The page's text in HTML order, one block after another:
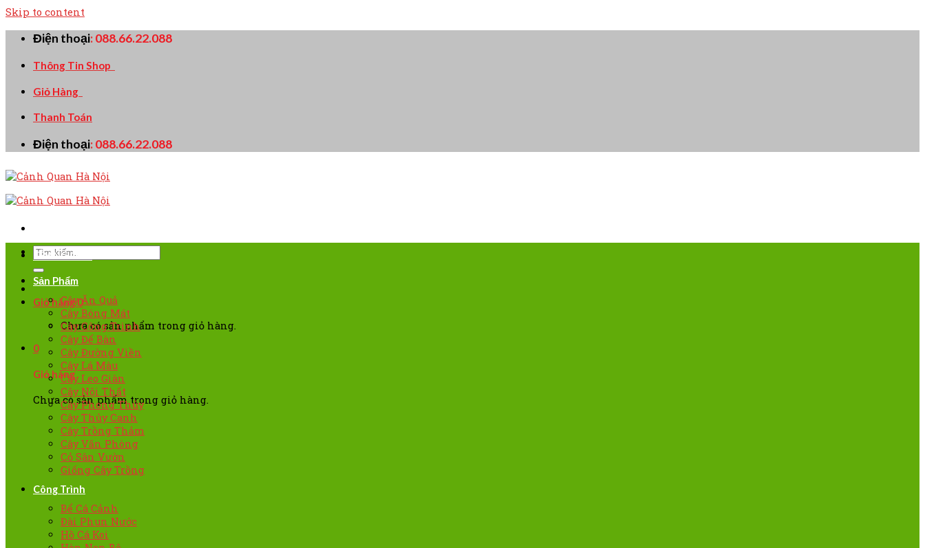
Skip to content
Điện thoại:088.66.22.088
Thông Tin Shop
Giỏ Hàng
Thanh Toán
Điện thoại:088.66.22.088
Giỏ hàng0
Chưa có sản phẩm trong giỏ hàng.
0
Giỏ hàng
Chưa có sản phẩm trong giỏ hàng.
TRANG CHỦ
Sản Phẩm
Cây Ăn Quả
Cây Bóng Mát
Cây Công Trình
Cây Để Bàn
Cây Đường Viền
Cây Lá Màu
Cây Leo Giàn
Cây Nội Thất
Cây Phong Thủy
Cây Thủy Canh
Cây Trồng Thảm
Cây Văn Phòng
Cỏ Sân Vườn
Giống Cây Trồng
Công Trình
Bể Cá Cảnh
Đài Phun Nước
Hồ Cá Koi